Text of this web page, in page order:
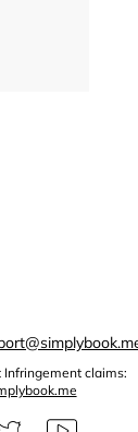
Infringement claims: